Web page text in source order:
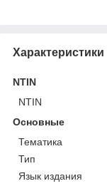
Характеристики
NTIN
NTIN
Основные
Тематика
Тип
Язык издания